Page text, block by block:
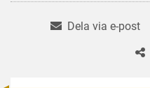
Dela via e-post